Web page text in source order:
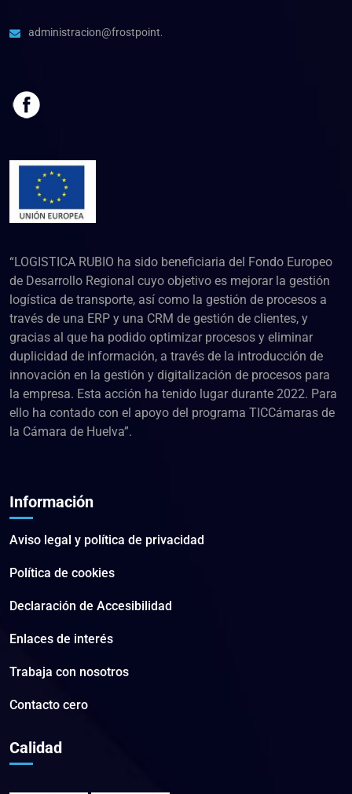
administracion@frostpoint.es
“LOGISTICA RUBIO ha sido beneficiaria del Fondo Europeo
de Desarrollo Regional cuyo objetivo es mejorar la gestión
logística de transporte, así como la gestión de procesos a
través de una ERP y una CRM de gestión de clientes, y
gracias al que ha podido optimizar procesos y eliminar
duplicidad de información, a través de la introducción de
innovación en la gestión y digitalización de procesos para
la empresa. Esta acción ha tenido lugar durante 2022. Para
ello ha contado con el apoyo del programa TICCámaras de
la Cámara de Huelva”.
Información
Aviso legal y política de privacidad
Política de cookies
Declaración de Accesibilidad
Enlaces de interés
Trabaja con nosotros
Contacto cero
Calidad